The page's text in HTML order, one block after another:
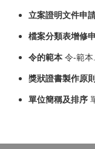
立案證明文件申
檔案分類表增修
令的範本 令-範
獎狀證書製作原則
單位簡稱及排序